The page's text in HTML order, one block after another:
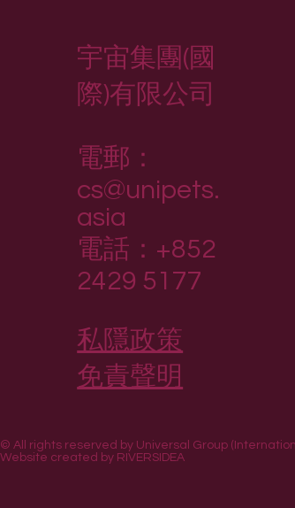
© All rights reserved by Universal Group
Website created by RIVERSIDEA
宇宙集團(國
際)有限公司
電郵：
cs@unipets.
asia
電話：+852
2429 5177
私隱政策
免責聲明